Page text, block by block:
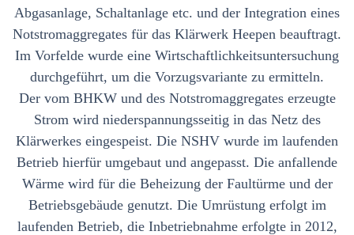
Abgasanlage, Schaltanlage etc. und der Integration eines
Notstromaggregates für das Klärwerk Heepen beauftragt.
Im Vorfelde wurde eine Wirtschaftlichkeitsuntersuchung
durchgeführt, um die Vorzugsvariante zu ermitteln.
Der vom BHKW und des Notstromaggregates erzeugte
Strom wird niederspannungsseitig in das Netz des
Klärwerkes eingespeist. Die NSHV wurde im laufenden
Betrieb hierfür umgebaut und angepasst. Die anfallende
Wärme wird für die Beheizung der Faultürme und der
Betriebsgebäude genutzt. Die Umrüstung erfolgt im
laufenden Betrieb, die Inbetriebnahme erfolgte in 2012,